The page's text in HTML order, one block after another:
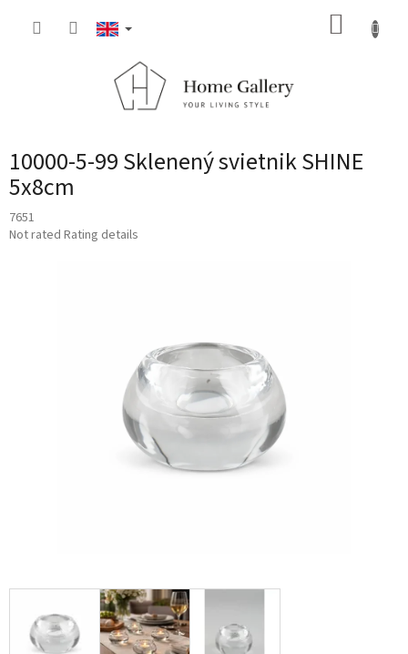
10000-5-99 Sklenený svietnik SHINE
5x8cm
7651
The
Not rated Rating details